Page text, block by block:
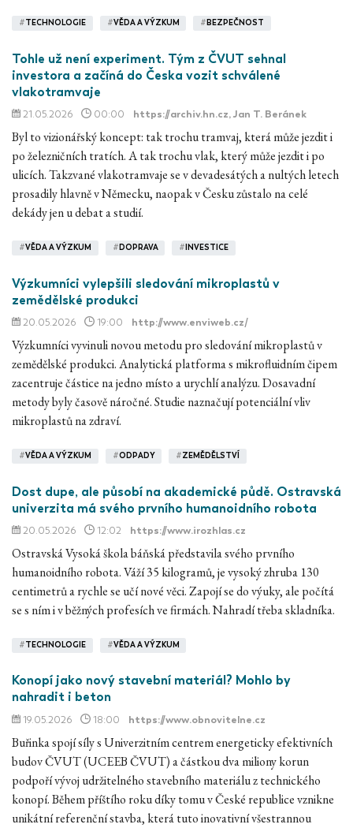
#TECHNOLOGIE #VĚDA A VÝZKUM # BEZPEČNOST
Tohle už není experiment. Tým z ČVUT sehnal
investora a začíná do Česka vozit schválené
vlakotramvaje
21.05.2026 00:00 https://archiv.hn.cz, Jan T. Beránek
Byl to vizionářský koncept: tak trochu tramvaj, která může jezdit i
po železničních tratích. A tak trochu vlak, který může jezdit i po
ulicích. Takzvané vlakotramvaje se v devadesátých a nultých letech
prosadily hlavně v Německu, naopak v Česku zůstalo na celé
dekády jen u debat a studií.
#VĚDA A VÝZKUM # DOPRAVA # INVESTICE
Výzkumníci vylepšili sledování mikroplastů v
zemědělské produkci
20.05.2026 19:00 http://www.enviweb.cz/
Výzkumníci vyvinuli novou metodu pro sledování mikroplastů v
zemědělské produkci. Analytická platforma s mikrofluidním čipem
zacentruje částice na jedno místo a urychlí analýzu. Dosavadní
metody byly časově náročné. Studie naznačují potenciální vliv
mikroplastů na zdraví.
#VĚDA A VÝZKUM #ODPADY #ZEMĚDĚLSTVÍ
Dost dupe, ale působí na akademické půdě. Ostravská
univerzita má svého prvního humanoidního robota
20.05.2026 12:02 https://www.irozhlas.cz
Ostravská Vysoká škola báňská představila svého prvního
humanoidního robota. Váží 35 kilogramů, je vysoký zhruba 130
centimetrů a rychle se učí nové věci. Zapojí se do výuky, ale počítá
se s ním i v běžných profesích ve firmách. Nahradí třeba skladníka.
#TECHNOLOGIE #VĚDA A VÝZKUM
Konopí jako nový stavební materiál? Mohlo by
nahradit i beton
19.05.2026 18:00 https://www.obnovitelne.cz
Buřinka spojí síly s Univerzitním centrem energeticky efektivních
budov ČVUT (UCEEB ČVUT) a částkou dva miliony korun
podpoří vývoj udržitelného stavebního materiálu z technického
konopí. Během příštího roku díky tomu v České republice vznikne
unikátní referenční stavba, která tuto inovativní všestrannou